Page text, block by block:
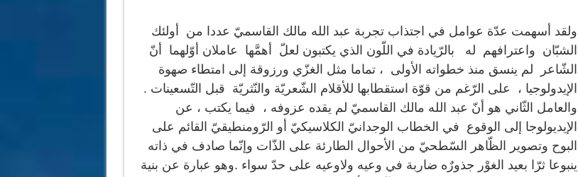
ولقد أسهمت عدّة عوامل في اجتذاب تجربة عبد الله مالك القاسميّ عددا من أولئك
الشبّان واعترافهم له بالرّيادة في اللّون الذي يكتبون لعلّ أهمَّها عاملان أوّلهما أنّ
الشّاعر لم ينسق منذ خطواته الأولى ، تماما مثل الغزّي ورزوقة إلى امتطاء صهوة
الإيدولوجيا ، على الرّغم من قوّة استقطابها للأقلام الشّعريّة والنّثريّة قبل التّسعينات .
والعامل الثّاني هو أنّ عبد الله مالك القاسميّ لم يقده عزوفه ، فيما يكتب ، عن
الإيديولوجا إلى الوقوع في الخطاب الوجدانيّ الكلاسيكيّ أو الرّومنطيقيّ القائم على
البوح وتصوير الظّاهر السّطحيّ من الأحوال الطارئة على الذّات وإنّما صادف في ذاته
ينبوعا ثرّا بعيد الغوْر جذورٌه ضاربة في وعيه ولاوعيه على حدّ سواء .وهو عبارة عن بنية